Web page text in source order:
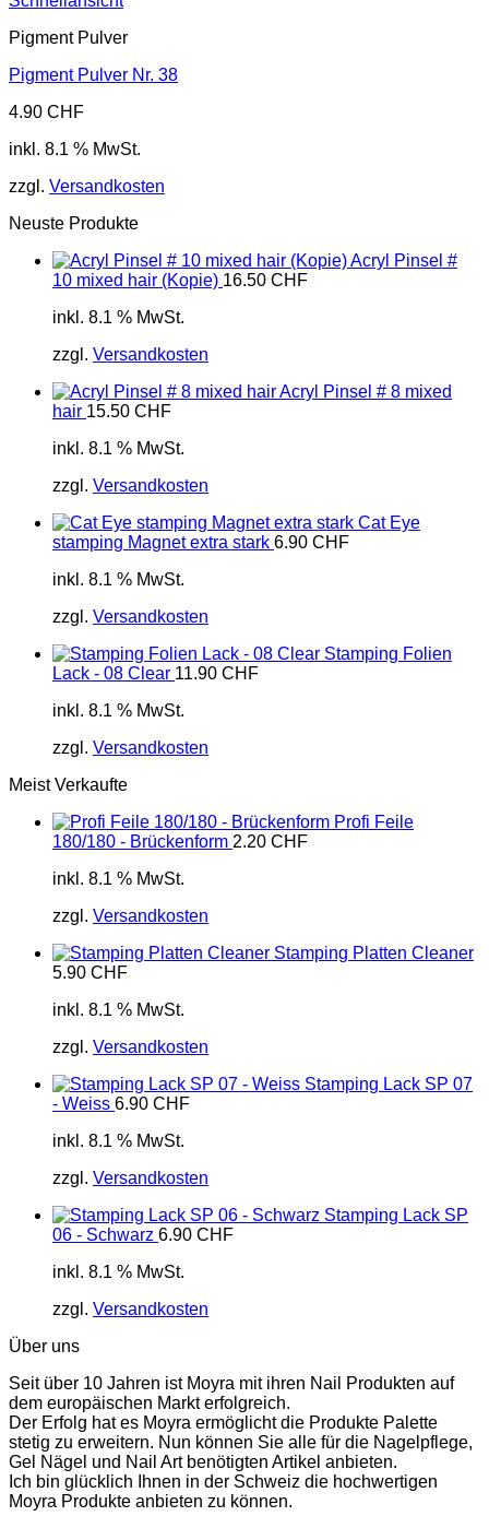
Pigment Pulver
Pigment Pulver Nr. 38
4.90 CHF
inkl. 8.1 % MwSt.
zzgl. Versandkosten
Neuste Produkte
Acryl Pinsel #
10 mixed hair (Kopie) 16.50 CHF
inkl. 8.1 % MwSt.
zzgl. Versandkosten
Acryl Pinsel # 8 mixed
hair 15.50 CHF
inkl. 8.1 % MwSt.
zzgl. Versandkosten
Cat Eye
stamping Magnet extra stark 6.90 CHF
inkl. 8.1 % MwSt.
zzgl. Versandkosten
Stamping Folien
Lack - 08 Clear 11.90 CHF
inkl. 8.1 % MwSt.
zzgl. Versandkosten
Meist Verkaufte
Profi Feile
180/180 - Brückenform 2.20 CHF
inkl. 8.1 % MwSt.
zzgl. Versandkosten
Stamping Platten Cleaner
5.90 CHF
inkl. 8.1 % MwSt.
zzgl. Versandkosten
Stamping Lack SP 07
- Weiss 6.90 CHF
inkl. 8.1 % MwSt.
zzgl. Versandkosten
Stamping Lack SP
06 - Schwarz 6.90 CHF
inkl. 8.1 % MwSt.
zzgl. Versandkosten
Über uns
Seit über 10 Jahren ist Moyra mit ihren Nail Produkten auf
dem europäischen Markt erfolgreich.
Der Erfolg hat es Moyra ermöglicht die Produkte Palette
stetig zu erweitern. Nun können Sie alle für die Nagelpflege,
Gel Nägel und Nail Art benötigten Artikel anbieten.
Ich bin glücklich Ihnen in der Schweiz die hochwertigen
Moyra Produkte anbieten zu können.